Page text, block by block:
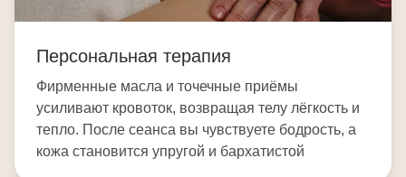
Персональная терапия
Фирменные масла и точечные приёмы
усиливают кровоток, возвращая телу лёгкость и
тепло. После сеанса вы чувствуете бодрость, а
кожа становится упругой и бархатистой